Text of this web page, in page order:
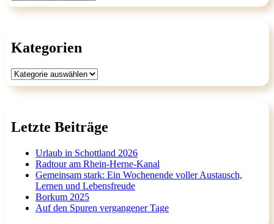
Kategorien
Kategorien
Letzte Beiträge
Urlaub in Schottland 2026
Radtour am Rhein-Herne-Kanal
Gemeinsam stark: Ein Wochenende voller Austausch,
Lernen und Lebensfreude
Borkum 2025
Auf den Spuren vergangener Tage